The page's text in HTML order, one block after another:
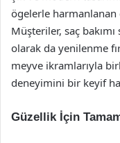
ögelerle harmanlanan
Müşteriler, saç
olarak da yenilenme
meyve ikramlarıyla
deneyimini bir keyif
Güzellik İçin